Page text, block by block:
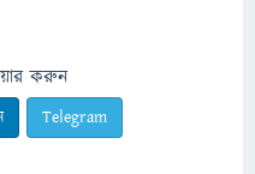
করুন
Telegram